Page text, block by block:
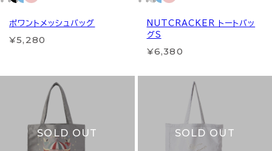
ポワントメッシュバッグ
¥5,280
NUTCRACKER トートバッ
グS
¥6,380
SOLD OUT SOLD OUT